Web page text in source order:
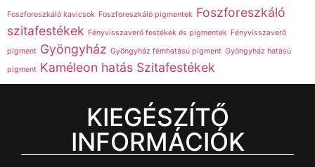
Foszforeszkáló kavicsok Foszforeszkáló pigmentek Foszforeszkáló
szitafestékek Fényvisszaverő festékek és pigmentek Fényvisszaverő
pigment Gyöngyház Gyöngyház fémhatású pigment Gyöngyház hatású
pigment Kaméleon hatás Szitafestékek
KIEGÉSZÍTŐ
INFORMÁCIÓK